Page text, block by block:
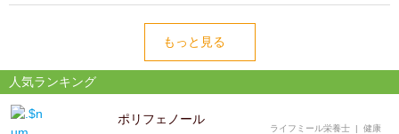
もっと見る
人気ランキング
ポリフェノール
ライフミール栄養士 | 健康